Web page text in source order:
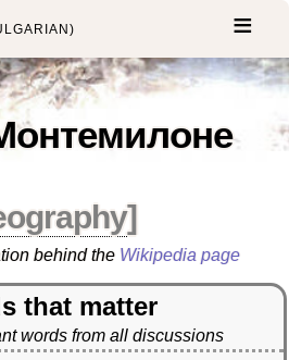
]
behind the Wikipedia page
that matter
words from all discussions